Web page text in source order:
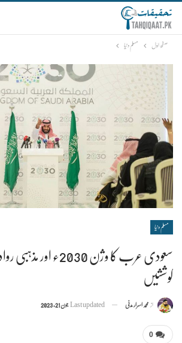
صفحۂ اوّل مسلم دنیا
مسلم دنیا
سعودی عرب کا وژن 2030ء
کوششیں
از محمد اسرار مدنی Last updated جون 21, 2023
0